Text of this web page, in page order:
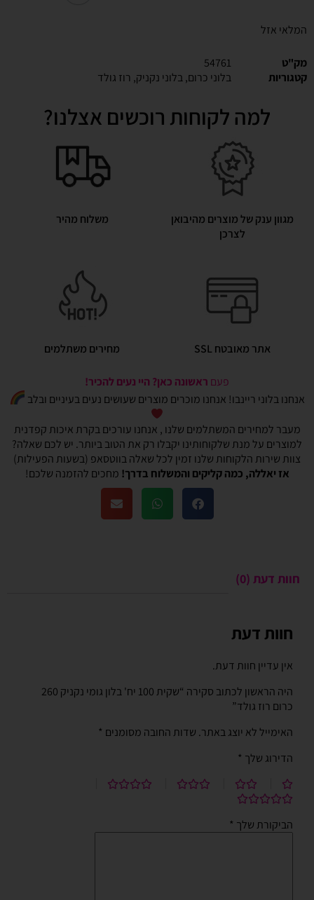
המלאי אזל
מק"ט
54761
קטגוריות
בלוני כרום,בלוני נקניק, רוז גולד
למה לקוחות רוכשים אצלנו?
מגוון ענק של מוצרים מהיבואן
לצרכן
משלוח מהיר
אתר מאובטח SSL מחירים משתלמים
פעם ראשונה כאן? היי נעים להכיר!
אנחנו בלוני ריינבו! אנחנו מוכרים מוצרים שעושים נעים בעיניים ובלב
מעבר למחירים המשתלמים שלנו , אנחנו עורכים בקרת איכות קפדנית
למוצרים על מנת שלקוחותינו יקבלו רק את הטוב ביותר. יש לכם שאלה?
צוות שירות הלקוחות שלנו זמין לכל שאלה בווטסאפ (בשעות הפעילות)
אז יאללה, כמה קליקים והמשלוח בדרך! מחכים להזמנה שלכם!
חוות דעת (0)
חוות דעת
אין עדיין חוות דעת.
היה הראשון לכתוב סקירה “שקית 100 יח' בלון גומי נקניק 260
כרום רוז גולד”
האימייל לא יוצג באתר. שדות החובה מסומנים *
הדירוג שלך *
הביקורת שלך *